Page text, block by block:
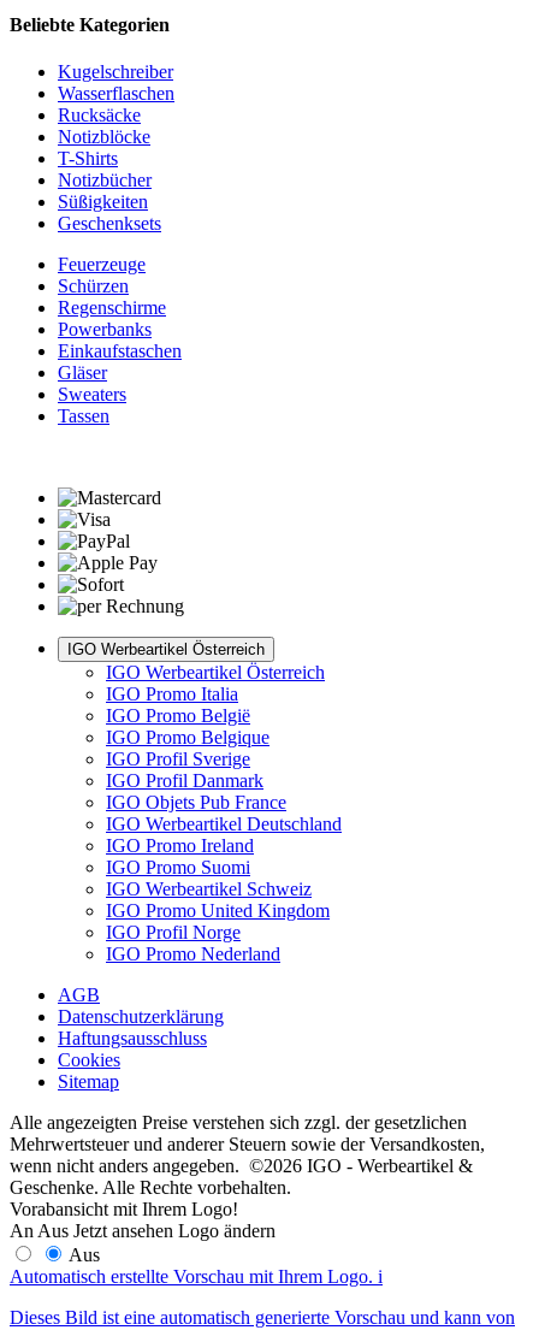
Beliebte Kategorien
Kugelschreiber
Wasserflaschen
Rucksäcke
Notizblöcke
T-Shirts
Notizbücher
Süßigkeiten
Geschenksets
Feuerzeuge
Schürzen
Regenschirme
Powerbanks
Einkaufstaschen
Gläser
Sweaters
Tassen
IGO Werbeartikel Österreich
IGO Werbeartikel Österreich
IGO Promo Italia
IGO Promo België
IGO Promo Belgique
IGO Profil Sverige
IGO Profil Danmark
IGO Objets Pub France
IGO Werbeartikel Deutschland
IGO Promo Ireland
IGO Promo Suomi
IGO Werbeartikel Schweiz
IGO Promo United Kingdom
IGO Profil Norge
IGO Promo Nederland
AGB
Datenschutzerklärung
Haftungsausschluss
Cookies
Sitemap
Alle angezeigten Preise verstehen sich zzgl. der gesetzlichen
Mehrwertsteuer und anderer Steuern sowie der Versandkosten,
wenn nicht anders angegeben. ©2026 IGO - Werbeartikel &
Geschenke. Alle Rechte vorbehalten.
Vorabansicht mit Ihrem Logo!
An Aus Jetzt ansehen Logo ändern
Aus
Automatisch erstellte Vorschau mit Ihrem Logo. i
Dieses Bild ist eine automatisch generierte Vorschau und kann von